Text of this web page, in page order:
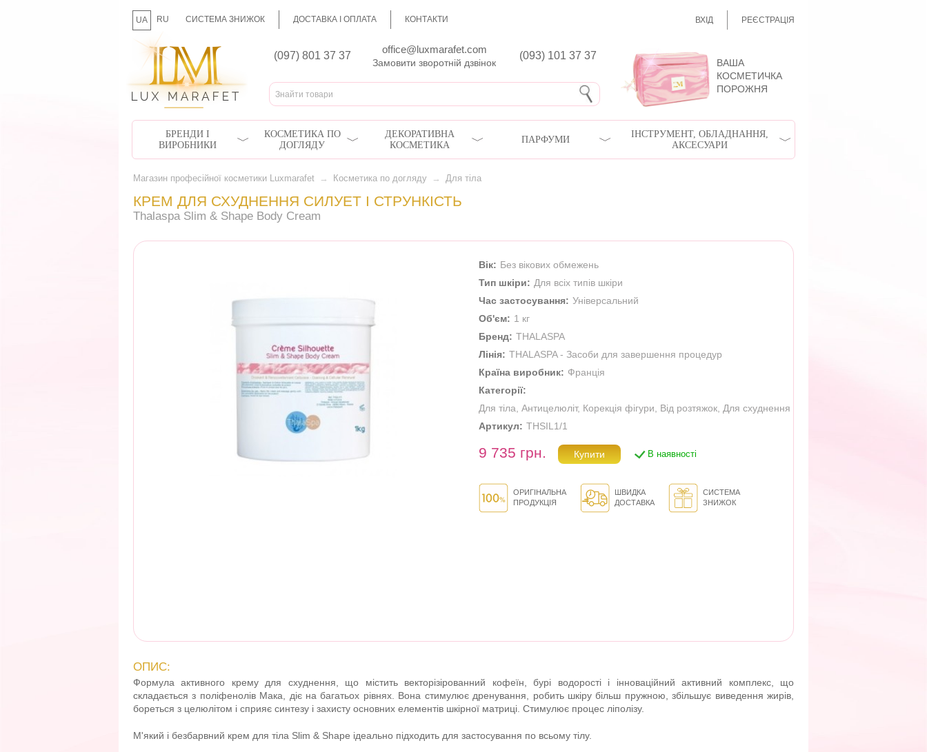
UA RU СИСТЕМА ЗНИЖОК ДОСТАВКА І ОПЛАТА КОНТАКТИ ВХІД РЕЄСТРАЦІЯ
(097) 801 37 37
office@luxmarafet.com
(093) 101 37 37
Замовити зворотній дзвінок
ВАША
КОСМЕТИЧКА
ПОРОЖНЯ
БРЕНДИ І
ВИРОБНИКИ
КОСМЕТИКА ПО
ДОГЛЯДУ
ДЕКОРАТИВНА
КОСМЕТИКА
ПАРФУМИ
ІНСТРУМЕНТ, ОБЛАДНАННЯ,
АКСЕСУАРИ
Магазин професійної косметики Luxmarafet → Косметика по догляду → Для тіла
КРЕМ ДЛЯ СХУДНЕННЯ СИЛУЕТ І СТРУНКІСТЬ
Thalaspa Slim & Shape Body Cream
Вік: Без вікових обмежень
Тип шкіри: Для всіх типів шкіри
Час застосування: Універсальний
Об'єм: 1 кг
Бренд: THALASPA
Лінія: THALASPA - Засоби для завершення процедур
Країна виробник: Франція
Категорії:
Для тіла Антицелюліт, Корекція фігури Від розтяжок Для схуднення
Артикул: THSIL1/1
9 735 грн. В наявності
ОРИГІНАЛЬНА
ПРОДУКЦІЯ
ШВИДКА
ДОСТАВКА
СИСТЕМА
ЗНИЖОК
ОПИС:
Формула активного крему для схуднення, що містить векторізірованний кофеїн, бурі водорості і інноваційний активний комплекс, що
складається з поліфенолів Мака, діє на багатьох рівнях. Вона стимулює дренування, робить шкіру більш пружною, збільшує виведення жирів,
бореться з целюлітом і сприяє синтезу і захисту основних елементів шкірної матриці. Стимулює процес ліполізу.
М'який і безбарвний крем для тіла Slim & Shape ідеально підходить для застосування по всьому тілу.